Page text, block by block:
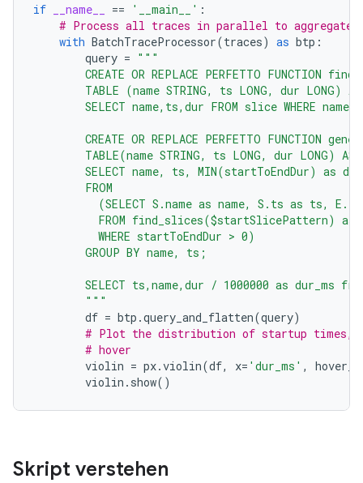
if __name__ == '__main__' :
# Process all traces in parallel to aggregate
with BatchTraceProcessor(traces) as btp :
query = """
CREATE OR REPLACE PERFETTO FUNCTION
        TABLE (name STRING, ts LONG, dur LONG) AS
SELECT name,ts,dur FROM slice WHERE name
CREATE OR REPLACE PERFETTO FUNCTION
        TABLE(name STRING, ts LONG, dur LONG) AS
        SELECT name, ts, MIN(startToEndDur) as dur
        FROM
(SELECT S.name as name, S.ts as ts,
FROM find_slices($startSlicePattern)
          WHERE startToEndDur > 0)
        GROUP BY name, ts;
SELECT ts,name,dur / 1000000 as dur_ms
        """
df = btp .query_and_flatten(query)
# Plot the distribution of startup times,
# hover
violin = px.violin(df, x= 'dur_ms' ,
violin . show()
Skript verstehen